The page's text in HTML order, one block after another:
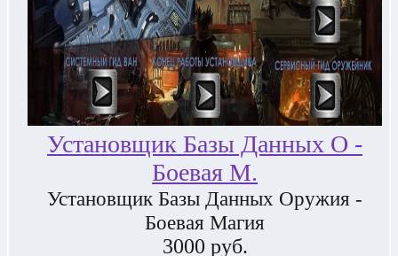
Установщик Базы Данных О -
Боевая М.
Установщик Базы Данных Оружия -
Боевая Магия
3000 руб.